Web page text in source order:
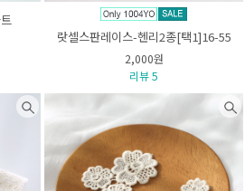
랏셀스판레이스-헨리2종[택1]16-55
2,000원
리뷰 5